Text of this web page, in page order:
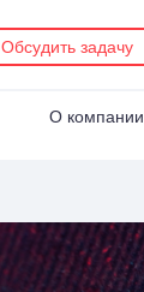
Обсудить задачу
О компании